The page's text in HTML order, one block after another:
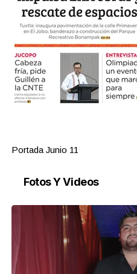
Portada Junio 11
Fotos Y Videos